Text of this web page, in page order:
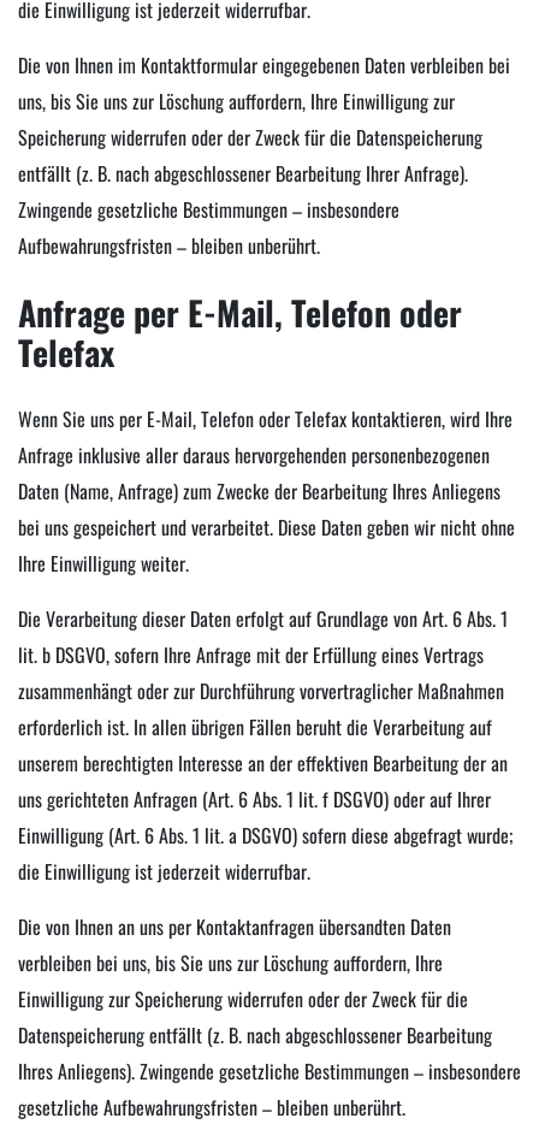
die Einwilligung ist jederzeit widerrufbar.
Die von Ihnen im Kontaktformular eingegebenen Daten verbleiben bei
uns, bis Sie uns zur Löschung auffordern, Ihre Einwilligung zur
Speicherung widerrufen oder der Zweck für die Datenspeicherung
entfällt (z. B. nach abgeschlossener Bearbeitung Ihrer Anfrage).
Zwingende gesetzliche Bestimmungen – insbesondere
Aufbewahrungsfristen – bleiben unberührt.
Anfrage per E-Mail, Telefon oder
Telefax
Wenn Sie uns per E-Mail, Telefon oder Telefax kontaktieren, wird Ihre
Anfrage inklusive aller daraus hervorgehenden personenbezogenen
Daten (Name, Anfrage) zum Zwecke der Bearbeitung Ihres Anliegens
bei uns gespeichert und verarbeitet. Diese Daten geben wir nicht ohne
Ihre Einwilligung weiter.
Die Verarbeitung dieser Daten erfolgt auf Grundlage von Art. 6 Abs. 1
lit. b DSGVO, sofern Ihre Anfrage mit der Erfüllung eines Vertrags
zusammenhängt oder zur Durchführung vorvertraglicher Maßnahmen
erforderlich ist. In allen übrigen Fällen beruht die Verarbeitung auf
unserem berechtigten Interesse an der effektiven Bearbeitung der an
uns gerichteten Anfragen (Art. 6 Abs. 1 lit. f DSGVO) oder auf Ihrer
Einwilligung (Art. 6 Abs. 1 lit. a DSGVO) sofern diese abgefragt wurde;
die Einwilligung ist jederzeit widerrufbar.
Die von Ihnen an uns per Kontaktanfragen übersandten Daten
verbleiben bei uns, bis Sie uns zur Löschung auffordern, Ihre
Einwilligung zur Speicherung widerrufen oder der Zweck für die
Datenspeicherung entfällt (z. B. nach abgeschlossener Bearbeitung
Ihres Anliegens). Zwingende gesetzliche Bestimmungen – insbesondere
gesetzliche Aufbewahrungsfristen – bleiben unberührt.